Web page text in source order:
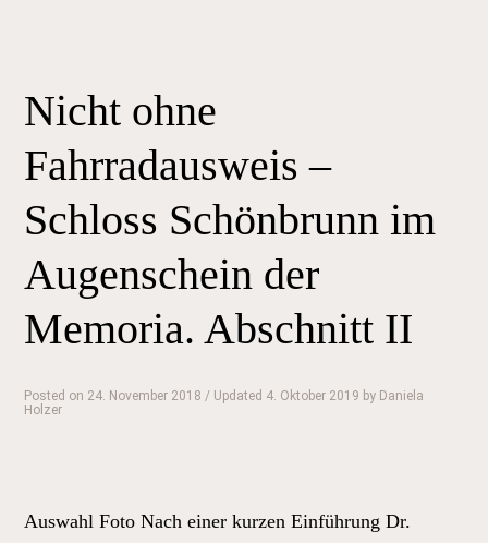
Schloss
im
Augenschein
der
Memoria.
Abschnitt
III“
Nicht ohne
Fahrradausweis –
Schloss Schönbrunn im
Augenschein der
Memoria. Abschnitt II
Posted on 24. November 2018 / Updated 4. Oktober 2019 by Daniela
Holzer
Auswahl Foto Nach einer kurzen Einführung Dr.